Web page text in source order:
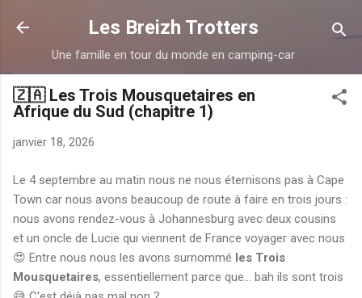
Accéder au contenu principal
Les Breizh Trotters
Une famille en tour du monde en camping-car
🇿🇦 Les Trois Mousquetaires en
Afrique du Sud (chapitre 1)
janvier 18, 2026
Le 4 septembre au matin nous ne nous éternisons pas à Cape
Town car nous avons beaucoup de route à faire en trois jours :
nous avons rendez-vous à Johannesburg avec deux cousins
et un oncle de Lucie qui viennent de France voyager avec nous
😍 Entre nous nous les avons surnommé les Trois
Mousquetaires, essentiellement parce que... bah ils sont trois